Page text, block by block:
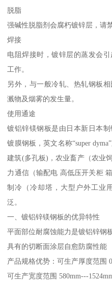
脱脂
强碱性脱脂剂会腐朽镀锌层，请
焊接
电阻焊接时，镀锌层的蒸发会
工作。
另外，与一般冷轧、热轧钢板
溅物及烟雾的发生量。
使用通途
镀铝锌镁钢板是由日本新日本
镀膜钢板，英文名称“super
建筑(多孔板)，农业畜产（农业
力通信（输配电 高低压开关柜
制冷（冷却塔，大型户外工业
泛。
一、镀铝锌镁钢板的优异特性
平面部位耐腐蚀能力是镀铝锌钢
具有的切断面涂层自愈防腐性能
产品规格优势：可生产厚度范围
可生产宽度范围 580mm---